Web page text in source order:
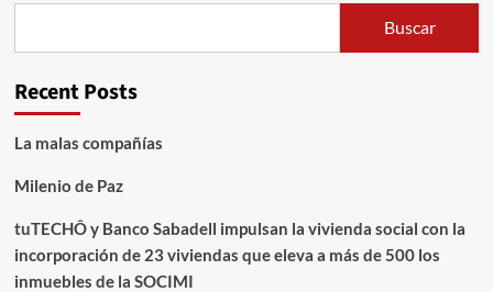
Buscar
Recent Posts
La malas compañías
Milenio de Paz
tuTECHÔ y Banco Sabadell impulsan la vivienda social con la
incorporación de 23 viviendas que eleva a más de 500 los
inmuebles de la SOCIMI